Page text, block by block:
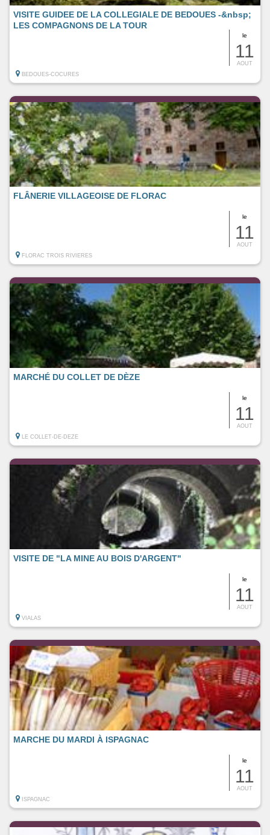
le
11
AOUT
VISITE GUIDEE DE LA COLLEGIALE DE BEDOUES -&nbsp;
LES COMPAGNONS DE LA TOUR
BEDOUES-COCURES
le
11
AOUT
FLÂNERIE VILLAGEOISE DE FLORAC
FLORAC TROIS RIVIERES
le
11
AOUT
MARCHÉ DU COLLET DE DÈZE
LE COLLET-DE-DEZE
le
11
AOUT
VISITE DE "LA MINE AU BOIS D'ARGENT"
VIALAS
le
11
AOUT
MARCHE DU MARDI À ISPAGNAC
ISPAGNAC